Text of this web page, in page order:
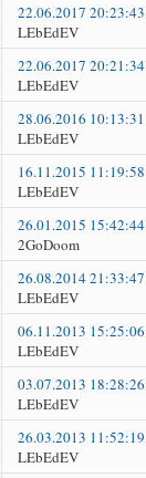
22.06.2017 20:23:43
LEbEdEV
22.06.2017 20:21:34
LEbEdEV
28.06.2016 10:13:31
LEbEdEV
16.11.2015 11:19:58
LEbEdEV
26.01.2015 15:42:44
2GoDoom
26.08.2014 21:33:47
LEbEdEV
06.11.2013 15:25:06
LEbEdEV
03.07.2013 18:28:26
LEbEdEV
26.03.2013 11:52:19
LEbEdEV